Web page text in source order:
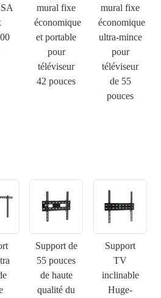
mural fixe
économique
et portable
pour
téléviseur
42 pouces
mural fixe
économique
ultra-mince
pour
téléviseur
de 55
pouces
Support de
55 pouces
de haute
qualité du
Support
TV
inclinable
Huge-